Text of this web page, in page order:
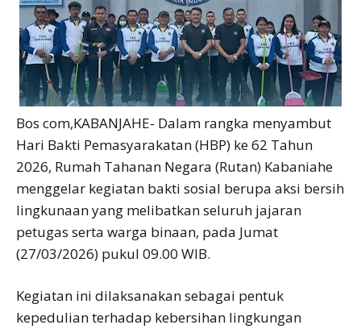
Bos com,KABANJAHE- Dalam rangka menyambut
Hari Bakti Pemasyarakatan (HBP) ke 62 Tahun
2026, Rumah Tahanan Negara (Rutan) Kabaniahe
menggelar kegiatan bakti sosial berupa aksi bersih
lingkunaan yang melibatkan seluruh jajaran
petugas serta warga binaan, pada Jumat
(27/03/2026) pukul 09.00 WIB.
Kegiatan ini dilaksanakan sebagai pentuk
kepedulian terhadap kebersihan lingkungan